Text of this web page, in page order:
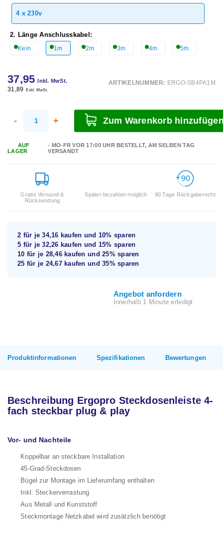
4 x 230v
2. Länge Anschlusskabel:
Kein 1m 2m 3m 4m 5m
37,95 Inkl. MwSt.
31,89 Exkl. MwSt.
ARTIKELNUMMER: ERGO-SB4PA1M
- + Zum Warenkorb
AUF
LAGER
- MO-FR VOR 17:00 UHR BESTELLT, AM SELBEN TAG
VERSANDT
Gratis Versand &
Rücksendung
Später bezahlen möglich 90 Tage Rückgaberecht
2 für je34,16 kaufen und 10% sparen
5 für je32,26 kaufen und 15% sparen
10 für je 28,46kaufen und25%sparen
25 für je 24,67kaufen und35%sparen
Angebot anfordern
Innerhalb 1 Minute erledigt
Produktinformationen Spezifikationen Bewertungen
Beschreibung Ergopro Steckdosenleiste 4-
fach steckbar plug & play
Vor- und Nachteile
Koppelbar an steckbare Installation
45-Grad-Steckdosen
Bügel zur Montage im Lieferumfang enthalten
Inkl. Steckerverrastung
Aus Metall und Kunststoff
Steckmontage Netzkabel wird zusätzlich benötigt